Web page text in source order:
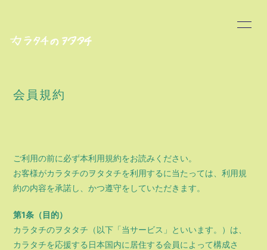
PROFILE
PHOTO
Q&A
STREAM
スタンプ一覧
会員規約
ご利用の前に必ず本利用規約をお読みください。
お客様がカラタチのヲタタチを利用するに当たっては、利用規
約の内容を承諾し、かつ遵守をしていただきます。
第1条（目的）
カラタチのヲタタチ（以下「当サービス」といいます。）は、
カラタチを応援する日本国内に居住する会員によって構成さ